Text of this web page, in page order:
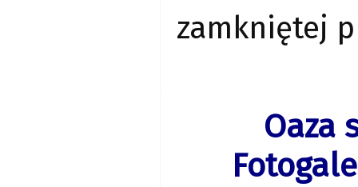
zamkniętej
Oaza